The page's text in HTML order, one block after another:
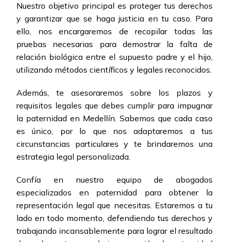
Nuestro objetivo principal es proteger tus derechos
y garantizar que se haga justicia en tu caso. Para
ello, nos encargaremos de recopilar todas las
pruebas necesarias para demostrar la falta de
relación biológica entre el supuesto padre y el hijo,
utilizando métodos científicos y legales reconocidos.
Además, te asesoraremos sobre los plazos y
requisitos legales que debes cumplir para impugnar
la paternidad en Medellín. Sabemos que cada caso
es único, por lo que nos adaptaremos a tus
circunstancias particulares y te brindaremos una
estrategia legal personalizada.
Confía en nuestro equipo de abogados
especializados en paternidad para obtener la
representación legal que necesitas. Estaremos a tu
lado en todo momento, defendiendo tus derechos y
trabajando incansablemente para lograr el resultado